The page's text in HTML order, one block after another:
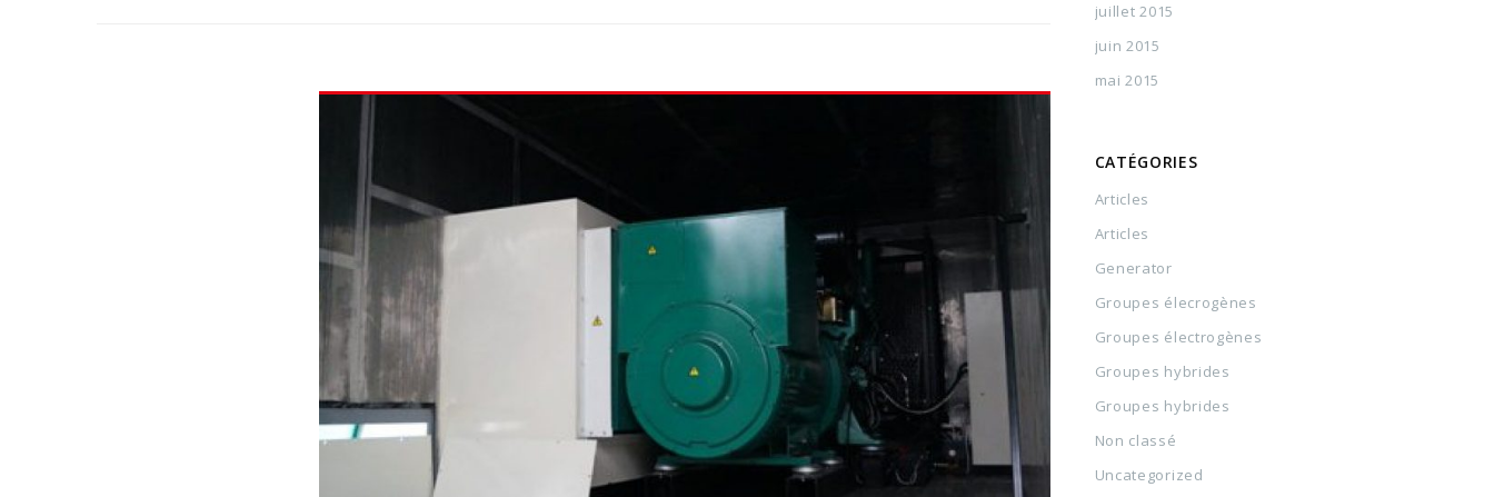
juillet 2015
juin 2015
mai 2015
CATÉGORIES
Articles
Articles
Generator
Groupes élecrogènes
Groupes électrogènes
Groupes hybrides
Groupes hybrides
Non classé
Uncategorized